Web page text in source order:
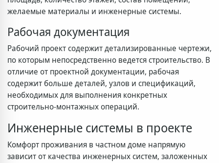
желаемые материалы и инженерные системы.
Рабочая документация
Рабочий проект содержит детализированные чертежи,
по которым непосредственно ведется строительство. В
отличие от проектной документации, рабочая
содержит больше деталей, узлов и спецификаций,
необходимых для выполнения конкретных
строительно-монтажных операций.
Инженерные системы в проекте
Комфорт проживания в частном доме напрямую
зависит от качества инженерных систем, заложенных